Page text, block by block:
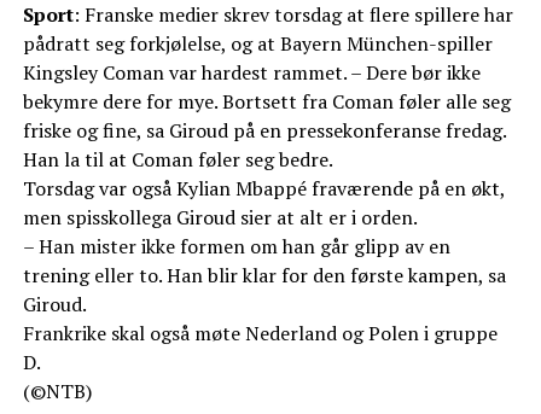
Sport: Franske medier skrev torsdag at flere spillere har
pådratt seg forkjølelse, og at Bayern München-spiller
Kingsley Coman var hardest rammet. – Dere bør ikke
bekymre dere for mye. Bortsett fra Coman føler alle seg
friske og fine, sa Giroud på en pressekonferanse fredag.
Han la til at Coman føler seg bedre.
Torsdag var også Kylian Mbappé fraværende på en økt,
men spisskollega Giroud sier at alt er i orden.
– Han mister ikke formen om han går glipp av en
trening eller to. Han blir klar for den første kampen, sa
Giroud.
Frankrike skal også møte Nederland og Polen i gruppe
D.
(©NTB)